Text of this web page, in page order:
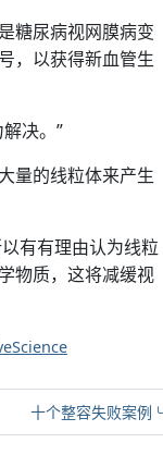
糖尿病视网膜病变
，以获得新血管生
决。”
量的线粒体来产生
有有理由认为线粒
物质，这将减缓视
十个整容失败案例